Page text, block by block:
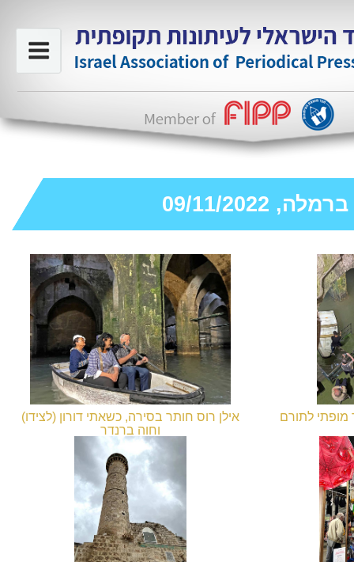
09/11/2022
מופתי לתורם
ברמלה
אילן רוס חותר בסירה, כשאתי דורון (לצידו)
וחוה ברנדר
מעודדות אותו בקריאות רמות...